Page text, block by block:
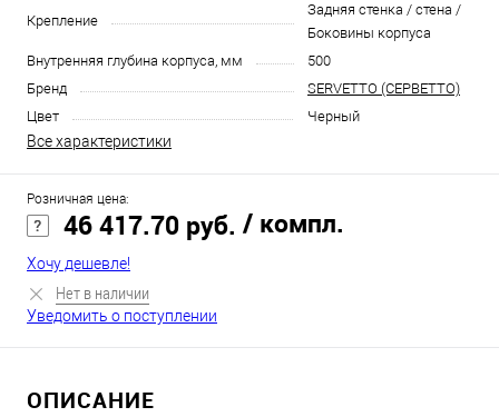
Крепление
Задняя стенка / стена /
Боковины корпуса
Внутренняя глубина корпуса, мм
500
Бренд
SERVETTO (СЕРВЕТТО)
Цвет
Черный
Все характеристики
Розничная цена:
46 417.70 руб. / компл.
Хочу дешевле!
Нет в наличии
Уведомить о поступлении
ОПИСАНИЕ